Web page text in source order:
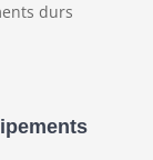
durs